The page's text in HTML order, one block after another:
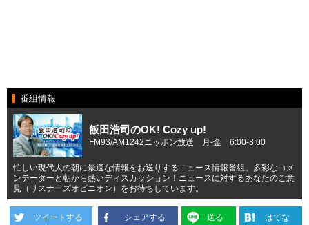
番組情報
飯田浩司のOK! Cozy up!
FM93/AM1242ニッポン放送 月-金 6:00-8:00
忙しい現代人の朝に最適な情報をお送りするニュース情報番組。多彩なコメ
ンテーターと朝から熱いディスカッション！ニュースに対するあなたのご意
見（リスナーズオピニオン）をお待ちしています。
ツイートする シェアする 送る はてな